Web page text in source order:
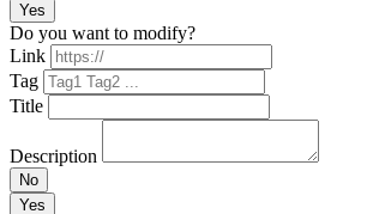
Yes
Do you want to modify?
Link
Tag
Title
Description
No
Yes